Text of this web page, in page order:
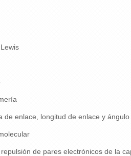
de enlace, longitud de enlace y ángulo
de pares electrónicos de la